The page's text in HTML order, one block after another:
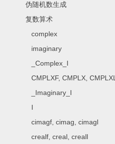
伪随机数生成
复数算术
complex
imaginary
_Complex_I
CMPLXF, CMPLX, CMPLXL
_Imaginary_I
I
cimagf, cimag, cimagl
crealf, creal, creall